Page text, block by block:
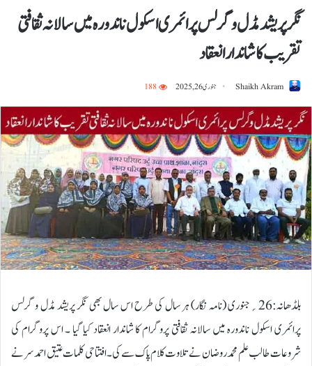
نگر پریشد مڈل و گرلس پرائمری اسکول ناندورہ میں سالانہ ثقافتی
تقریب کا شاندار انعقاد
Shaikh Akram جنوری 26, 2025 188
بلڈھانہ:26؍جنوری (نامہ نگار) ہر سال کی طرح اس سال بھی نگر پریشد مڈل و گرلس
پرائمری اسکول ناندورہ میں سالانہ ثقافتی پروگرام کا شاندار انعقاد کیا گیا ۔ اس پروگرام کی
شروعات طالب علم محمد روضان نے تلاوت کلام پاک سے کی۔ افتتاحی کلمات عتیق احمد سر نے